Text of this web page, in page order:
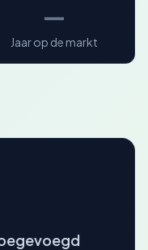
—
Jaar op de markt